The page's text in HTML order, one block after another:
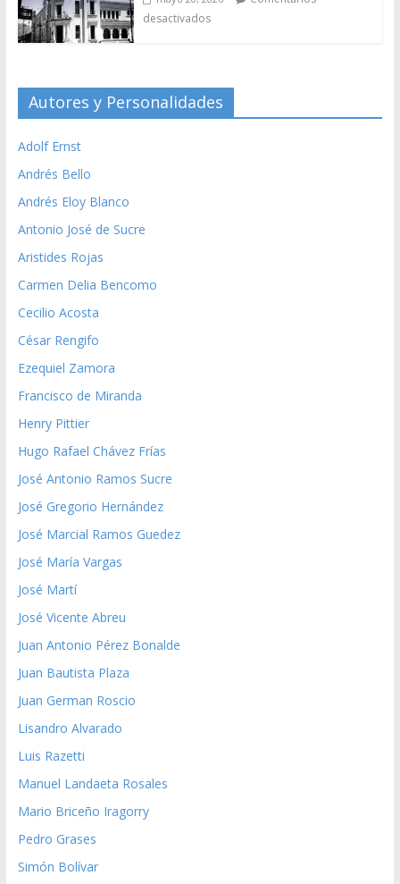
desactivados
Autores y Personalidades
Adolf Ernst
Andrés Bello
Andrés Eloy Blanco
Antonio José de Sucre
Aristides Rojas
Carmen Delia Bencomo
Cecilio Acosta
César Rengifo
Ezequiel Zamora
Francisco de Miranda
Henry Pittier
Hugo Rafael Chávez Frías
José Antonio Ramos Sucre
José Gregorio Hernández
José Marcial Ramos Guedez
José María Vargas
José Martí
José Vicente Abreu
Juan Antonio Pérez Bonalde
Juan Bautista Plaza
Juan German Roscio
Lisandro Alvarado
Luis Razetti
Manuel Landaeta Rosales
Mario Briceño Iragorry
Pedro Grases
Simón Bolívar